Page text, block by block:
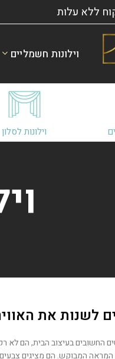
ללא עלות
וילונות חשמליים
וילונות לסלון
לשנות את
החשובים בעיצוב הבית, הם לא
המבוקש. הם מציגים צבעים,